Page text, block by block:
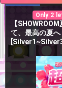
Only 2
【
て、最高の夏へ